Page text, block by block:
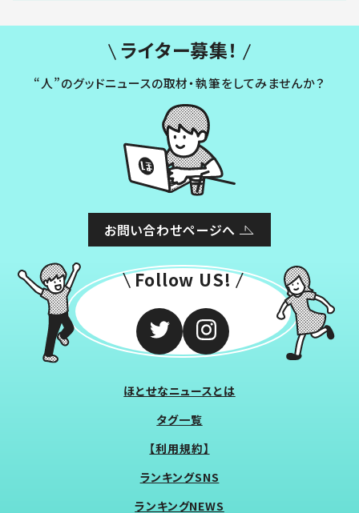
ライター募集！
“人”のグッドニュースの取材・執筆をしてみませんか？
お問い合わせページへ
Follow US!
ほとせなニュースとは
タグ一覧
【利用規約】
ランキングSNS
ランキングNEWS